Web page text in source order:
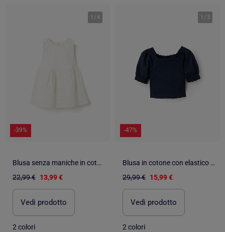
1 /4
-39%
Blusa senza maniche in cotone con ricamo inglese
22,99 € 13,99 €
Vedi prodotto
2 colori
1 / 3
-47%
Blusa in cotone con elastico smock e volant
29,99 € 15,99 €
Vedi prodotto
2 colori